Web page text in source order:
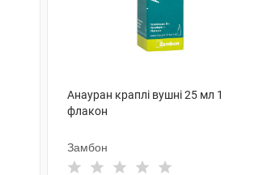
Анауран краплі вушні 25 мл 1
флакон
Замбон